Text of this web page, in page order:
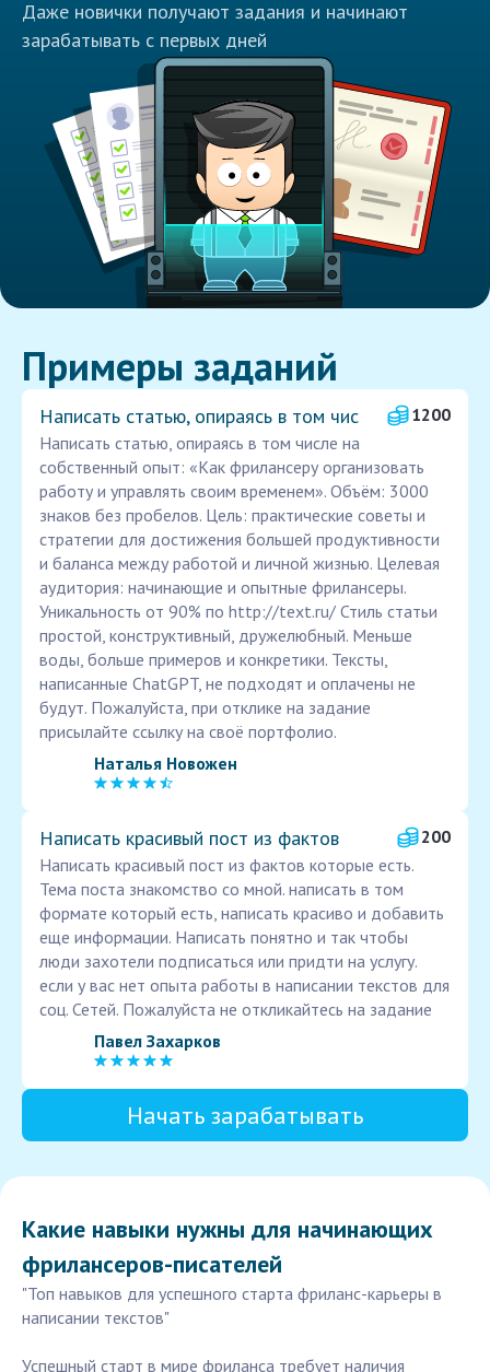
Даже новички получают задания и начинают
зарабатывать с первых дней
Примеры заданий
Написать статью, опираясь в том чис
1200
Написать статью, опираясь в том числе на
собственный опыт: «Как фрилансеру организовать
работу и управлять своим временем». Объём: 3000
знаков без пробелов. Цель: практические советы и
стратегии для достижения большей продуктивности
и баланса между работой и личной жизнью. Целевая
аудитория: начинающие и опытные фрилансеры.
Уникальность от 90% по http://text.ru/ Стиль статьи
простой, конструктивный, дружелюбный. Меньше
воды, больше примеров и конкретики. Тексты,
написанные ChatGPT, не подходят и оплачены не
будут. Пожалуйста, при отклике на задание
присылайте ссылку на своё портфолио.
Наталья Новожен
Написать красивый пост из фактов
200
Написать красивый пост из фактов которые есть.
Тема поста знакомство со мной. написать в том
формате который есть, написать красиво и добавить
еще информации. Написать понятно и так чтобы
люди захотели подписаться или придти на услугу.
если у вас нет опыта работы в написании текстов для
соц. Сетей. Пожалуйста не откликайтесь на задание
Павел Захарков
Начать зарабатывать
Какие навыки нужны для начинающих
фрилансеров-писателей
"Топ навыков для успешного старта фриланс-карьеры в
написании текстов"
Успешный старт в мире фриланса требует наличия